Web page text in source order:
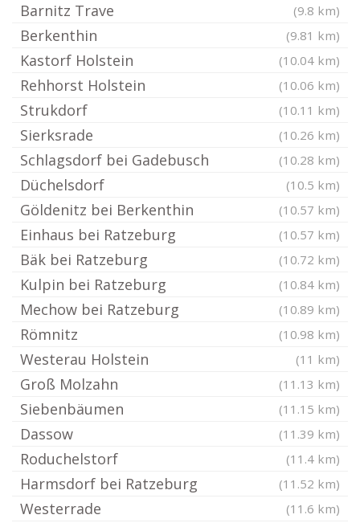
Barnitz Trave (9.8 km)
Berkenthin (9.81 km)
Kastorf Holstein (10.04 km)
Rehhorst Holstein (10.06 km)
Strukdorf (10.11 km)
Sierksrade (10.26 km)
Schlagsdorf bei Gadebusch (10.28 km)
Düchelsdorf (10.5 km)
Göldenitz bei Berkenthin (10.57 km)
Einhaus bei Ratzeburg (10.57 km)
Bäk bei Ratzeburg (10.72 km)
Kulpin bei Ratzeburg (10.84 km)
Mechow bei Ratzeburg (10.89 km)
Römnitz (10.98 km)
Westerau Holstein (11 km)
Groß Molzahn (11.13 km)
Siebenbäumen (11.15 km)
Dassow (11.39 km)
Roduchelstorf (11.4 km)
Harmsdorf bei Ratzeburg (11.52 km)
Westerrade (11.6 km)